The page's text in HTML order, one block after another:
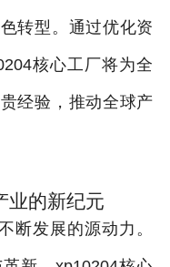
转型。通过优化资
核心工厂将为全
经验，推动全球产
业的新纪元
断发展的源动力。